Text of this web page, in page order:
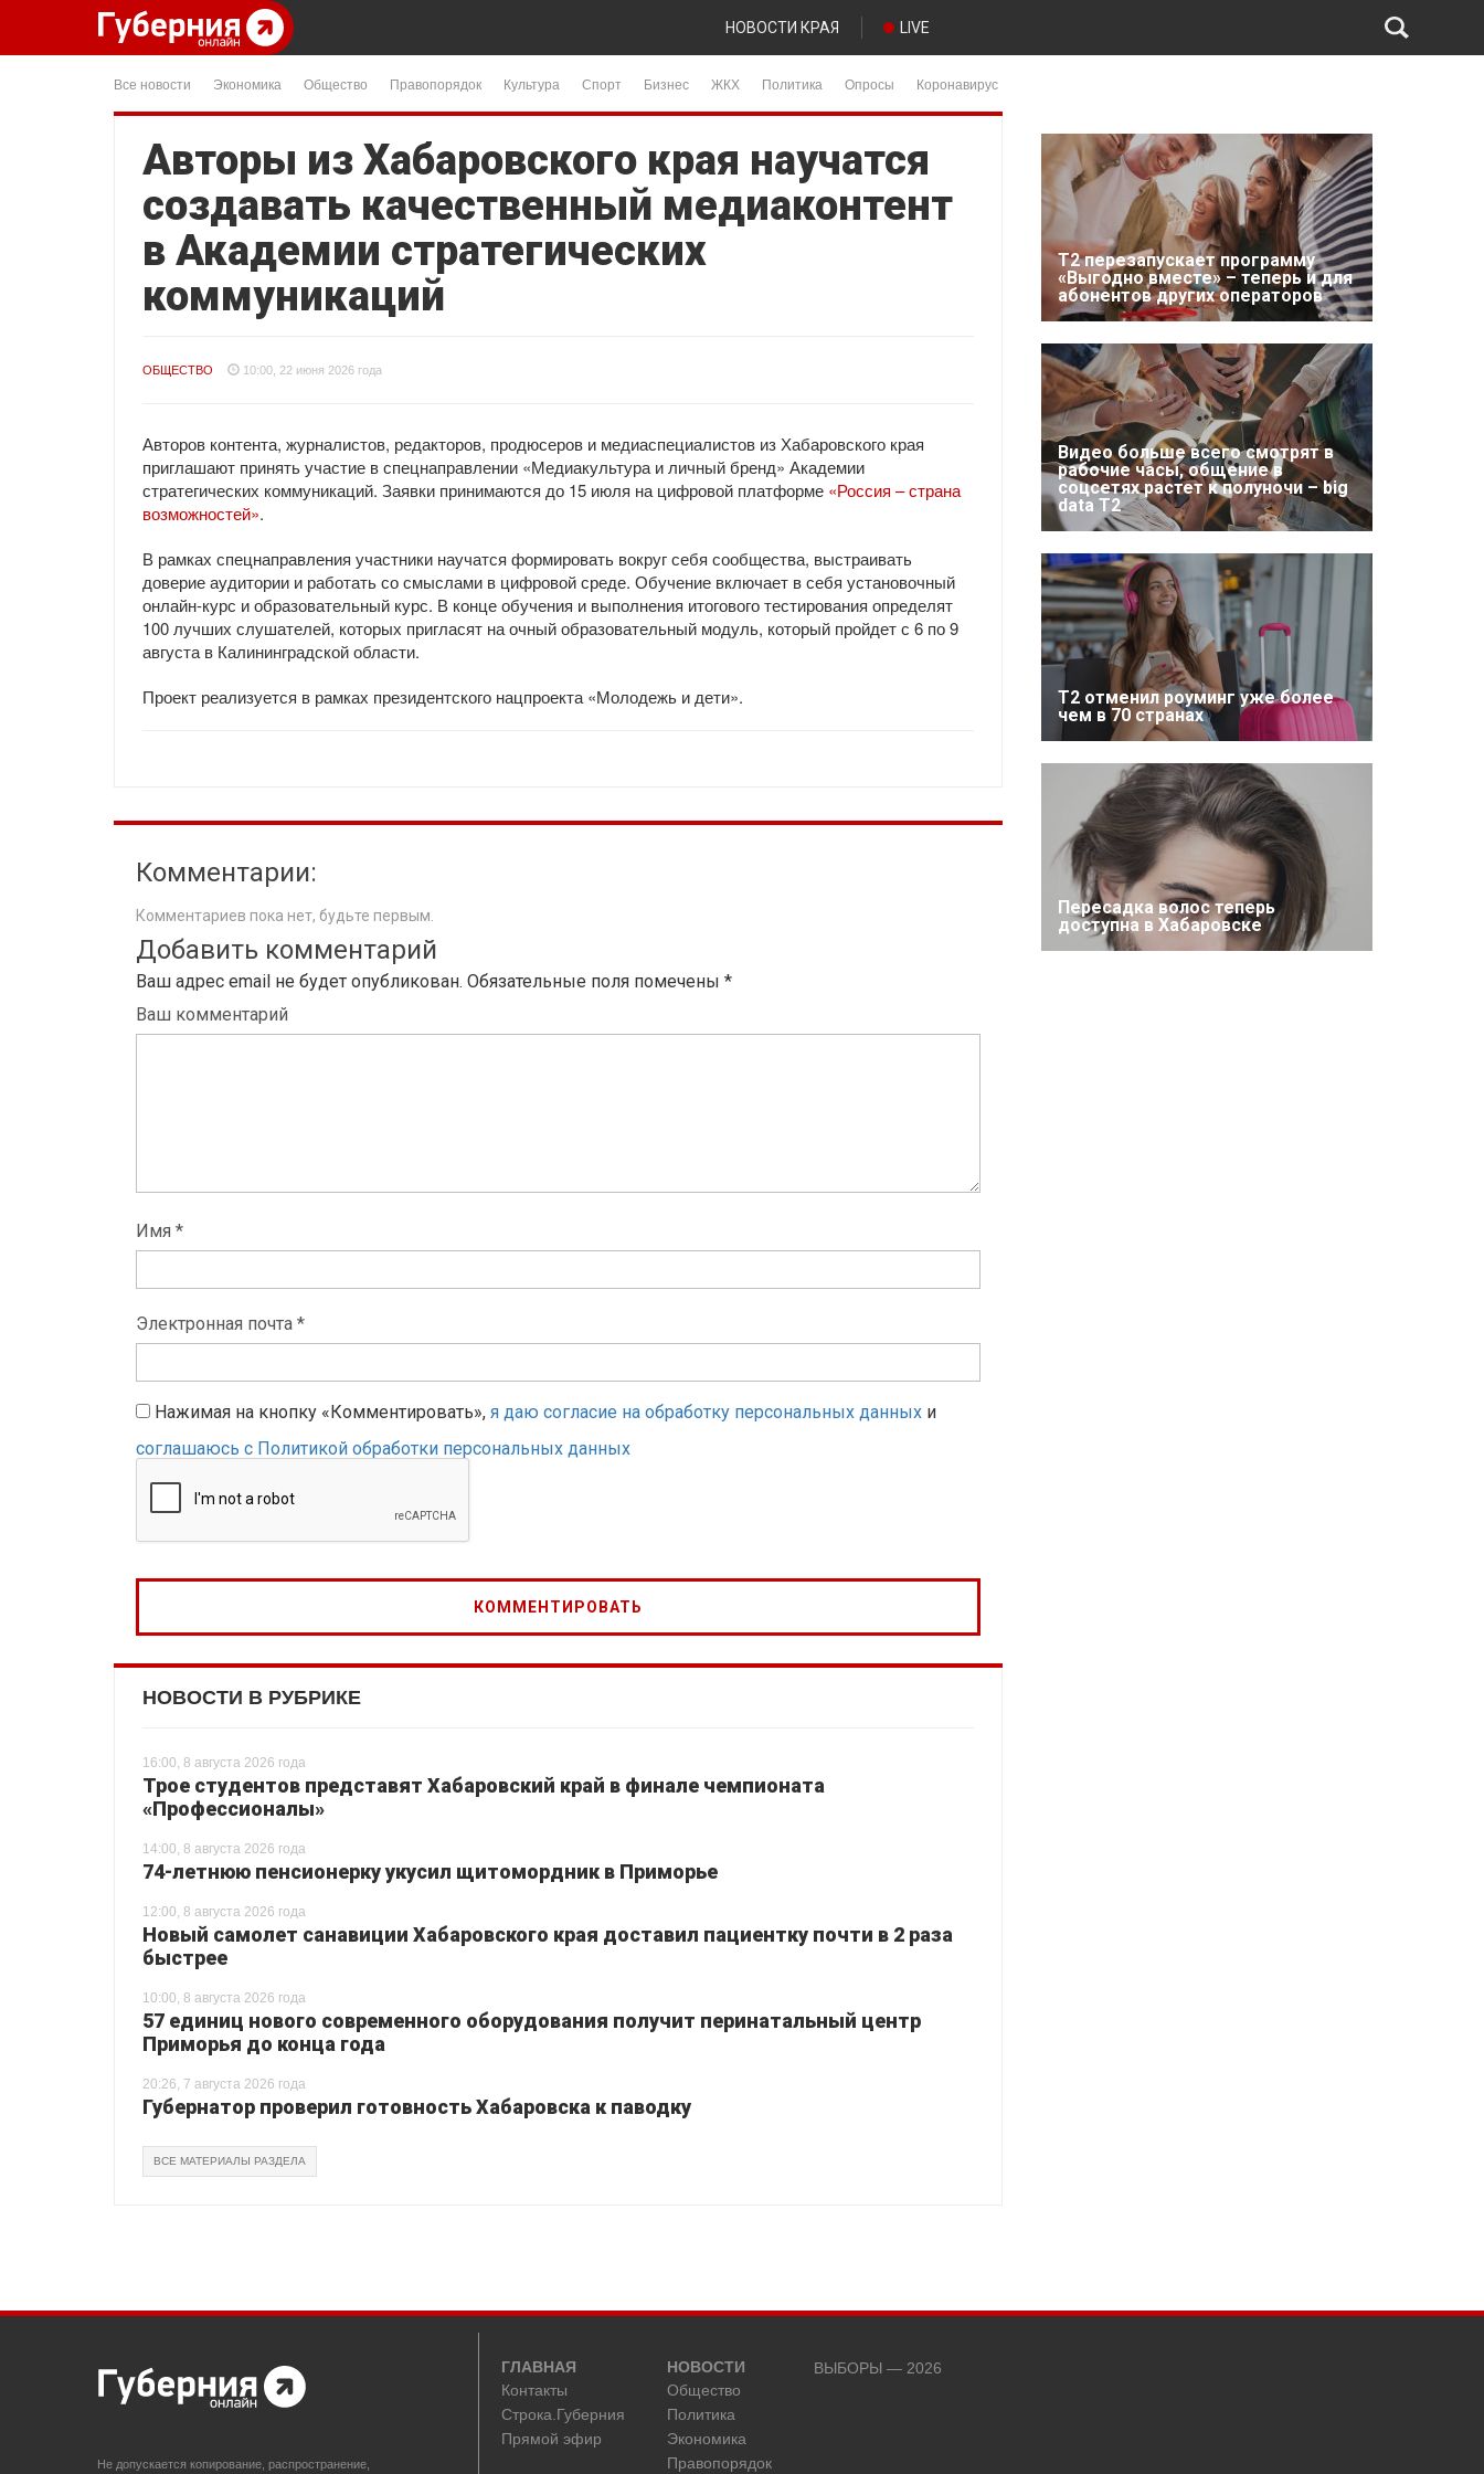
НОВОСТИ КРАЯ LIVE
Все новости Экономика Общество Правопорядок Культура Спорт Бизнес ЖКХ Политика Опросы Коронавирус
Авторы из Хабаровского края научатся
создавать качественный медиаконтент
в Академии стратегических
коммуникаций
ОБЩЕСТВО 10:00, 22 июня 2026 года
Авторов контента, журналистов, редакторов, продюсеров и медиаспециалистов из Хабаровского края
приглашают принять участие в спецнаправлении «Медиакультура и личный бренд» Академии
стратегических коммуникаций. Заявки принимаются до 15 июля на цифровой платформе «Россия – страна
возможностей».
В рамках спецнаправления участники научатся формировать вокруг себя сообщества, выстраивать
доверие аудитории и работать со смыслами в цифровой среде. Обучение включает в себя установочный
онлайн-курс и образовательный курс. В конце обучения и выполнения итогового тестирования определят
100 лучших слушателей, которых пригласят на очный образовательный модуль, который пройдет с 6 по 9
августа в Калининградской области.
Проект реализуется в рамках президентского нацпроекта «Молодежь и дети».
Комментарии:
Комментариев пока нет, будьте первым.
Добавить комментарий
Ваш адрес email не будет опубликован. Обязательные поля помечены *
Ваш комментарий
Имя *
Электронная почта *
Нажимая на кнопку «Комментировать», я даю согласие на обработку персональных данных и
соглашаюсь с Политикой обработки персональных данных
НОВОСТИ В РУБРИКЕ
16:00, 8 августа 2026 года
Трое студентов представят Хабаровский край в финале чемпионата
«Профессионалы»
14:00, 8 августа 2026 года
74-летнюю пенсионерку укусил щитомордник в Приморье
12:00, 8 августа 2026 года
Новый самолет санавиции Хабаровского края доставил пациентку почти в 2 раза
быстрее
10:00, 8 августа 2026 года
57 единиц нового современного оборудования получит перинатальный центр
Приморья до конца года
20:26, 7 августа 2026 года
Губернатор проверил готовность Хабаровска к паводку
ВСЕ МАТЕРИАЛЫ РАЗДЕЛА
Т2 перезапускает программу
«Выгодно вместе» – теперь и для
абонентов других операторов
Видео больше всего смотрят в
рабочие часы, общение в
соцсетях растет к полуночи – big
data T2
Т2 отменил роуминг уже более
чем в 70 странах
Пересадка волос теперь
доступна в Хабаровске
Не допускается копирование, распространение,
ГЛАВНАЯ
Контакты
Строка.Губерния
Прямой эфир
НОВОСТИ
Общество
Политика
Экономика
Правопорядок
ВЫБОРЫ — 2026